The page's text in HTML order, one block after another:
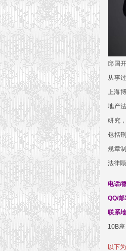
邱国
从事
上海
地产
研究
包括
规章
法律顾
电话/
QQ/邮
联系
10B座
以下